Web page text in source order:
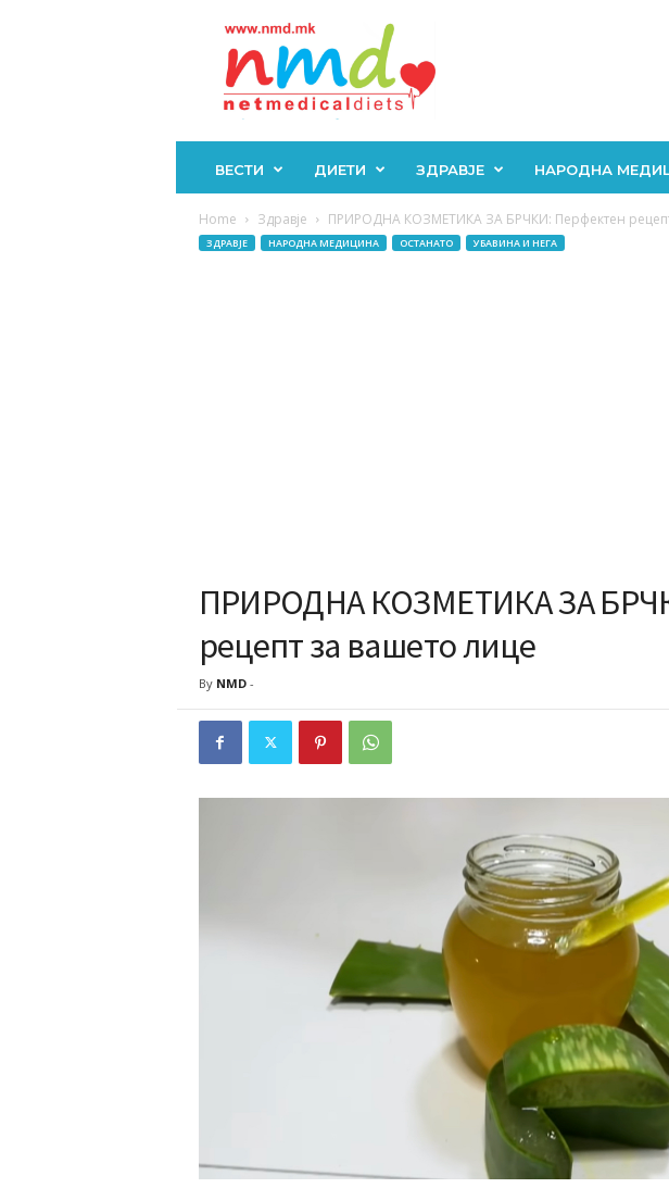
ВЕСТИ ДИЕТИ ЗДРАВЈЕ НАРОДНА
Home Здравје ПРИРОДНА КОЗМЕТИКА ЗА БРЧКИ: Перфектен
ЗДРАВЈЕ НАРОДНА МЕДИЦИНА ОСТАНАТО УБАВИНА И НЕГА
ПРИРОДНА КОЗМЕТИКА ЗА
рецепт за вашето лице
By NMD-